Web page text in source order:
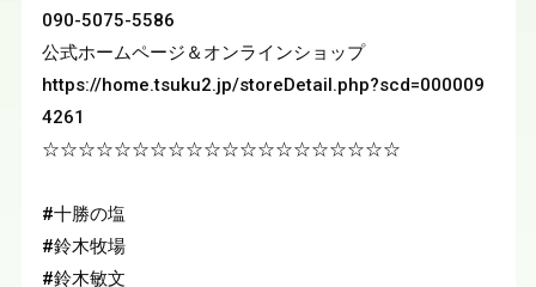
090-5075-5586
公式ホームページ＆オンラインショップ
https://home.tsuku2.jp/storeDetail.php?scd=000009
4261
☆☆☆☆☆☆☆☆☆☆☆☆☆☆☆☆☆☆☆☆
#十勝の塩
#鈴木牧場
#鈴木敏文